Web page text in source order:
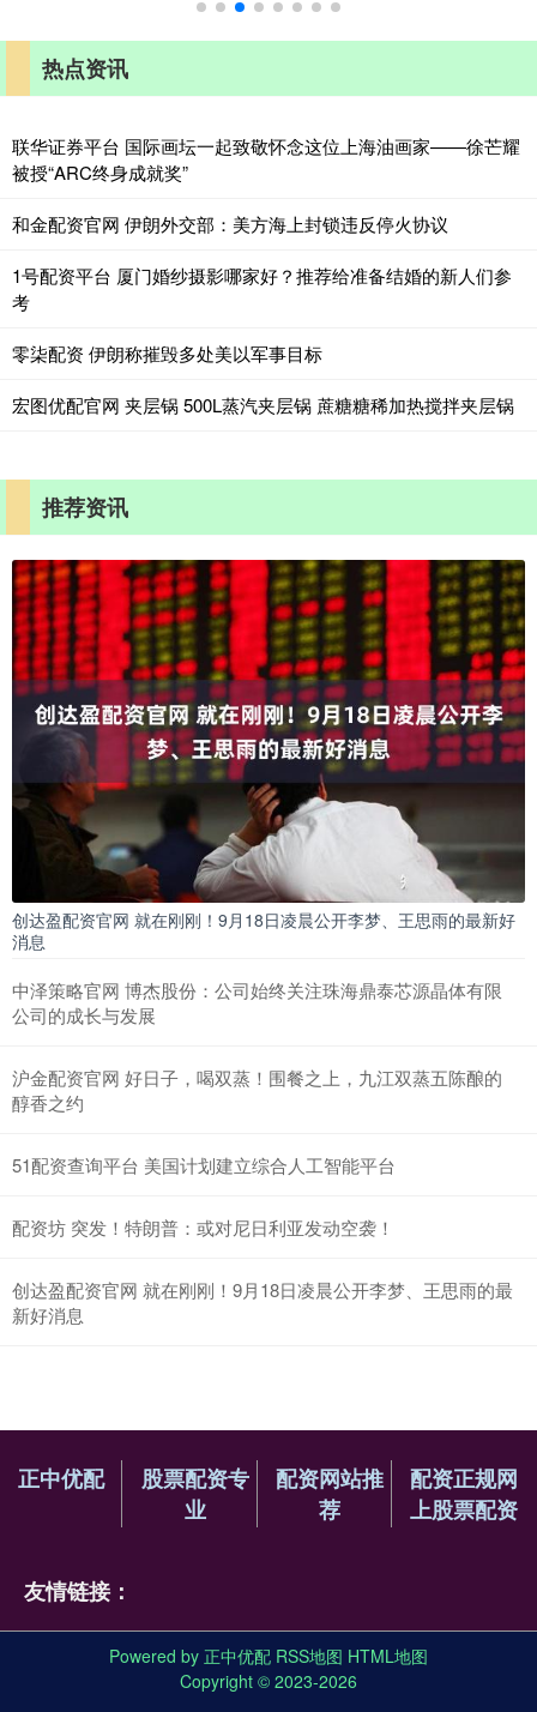
热点资讯
联华证券平台 国际画坛一起致敬怀念这位上海油画家——徐芒耀
被授“ARC终身成就奖”
和金配资官网 伊朗外交部：美方海上封锁违反停火协议
1号配资平台 厦门婚纱摄影哪家好？推荐给准备结婚的新人们参
考
零柒配资 伊朗称摧毁多处美以军事目标
宏图优配官网 夹层锅 500L蒸汽夹层锅 蔗糖糖稀加热搅拌夹层锅
推荐资讯
创达盈配资官网 就在刚刚！9月18日凌晨公开李梦、王思雨的最新好
消息
中泽策略官网 博杰股份：公司始终关注珠海鼎泰芯源晶体有限
公司的成长与发展
沪金配资官网 好日子，喝双蒸！围餐之上，九江双蒸五陈酿的
醇香之约
51配资查询平台 美国计划建立综合人工智能平台
配资坊 突发！特朗普：或对尼日利亚发动空袭！
创达盈配资官网 就在刚刚！9月18日凌晨公开李梦、王思雨的最
新好消息
正中优配
股票配资专
业
配资网站推
荐
配资正规网
上股票配资
友情链接：
Powered by 正中优配 RSS地图 HTML地图
Copyright © 2023-2026